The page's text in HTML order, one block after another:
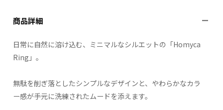
商品詳細
日常に自然に溶け込む、ミニマルなシルエットの「Homyca
Ring」。
無駄を削ぎ落としたシンプルなデザインと、やわらかなカラ
ー感が手元に洗練されたムードを添えます。